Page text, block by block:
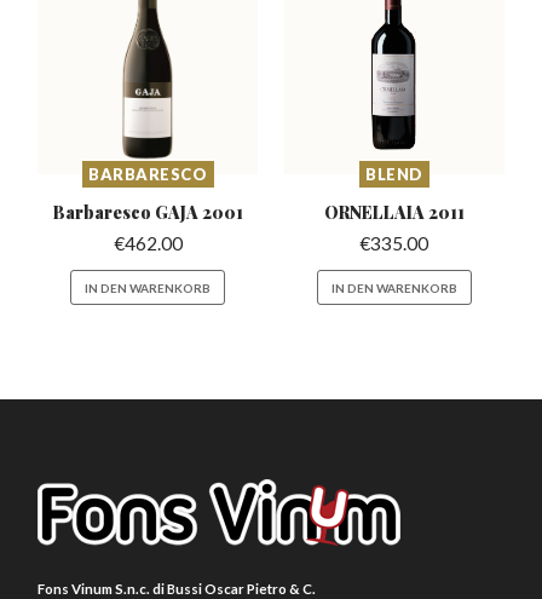
BARBARESCO
Barbaresco GAJA 2001
€462.00
IN DEN WARENKORB
BLEND
ORNELLAIA 2011
€335.00
IN DEN WARENKORB
Fons Vinum S.n.c. di Bussi Oscar Pietro & C.